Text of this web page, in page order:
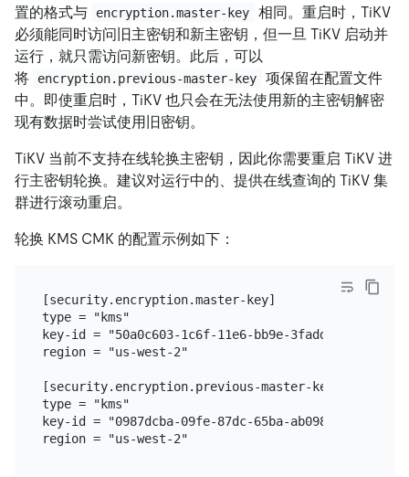
置的格式与
encryption.master-key
相同。重启时，TiKV
必须能同时访问旧主密钥和新主密钥，但一旦 TiKV 启动并
运行，就只需访问新密钥。此后，可以
将
encryption.previous-master-key
项保留在配置文件
中。即使重启时，TiKV 也只会在无法使用新的主密钥解密
现有数据时尝试使用旧密钥。
TiKV 当前不支持在线轮换主密钥，因此你需要重启 TiKV 进
行主密钥轮换。建议对运行中的、提供在线查询的 TiKV 集
群进行滚动重启。
轮换 KMS CMK 的配置示例如下：
[security.encryption.master-key]
type = "kms"
key-id = "50a0c603-1c6f-11e6-bb9e-3fadde80ce75"
region = "us-west-2"
[security.encryption.previous-master-key]
type = "kms"
key-id = "0987dcba-09fe-87dc-65ba-ab0987654321"